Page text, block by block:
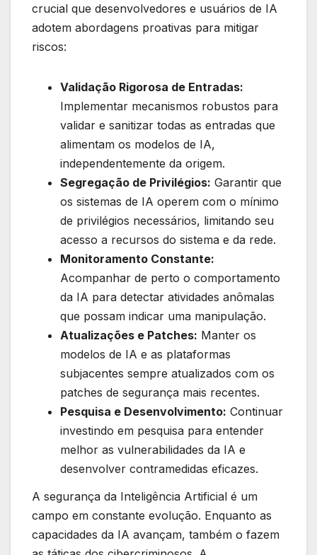
crucial que desenvolvedores e usuários de IA
adotem abordagens proativas para mitigar
riscos:
Validação Rigorosa de Entradas:
Implementar mecanismos robustos para
validar e sanitizar todas as entradas que
alimentam os modelos de IA,
independentemente da origem.
Segregação de Privilégios: Garantir que
os sistemas de IA operem com o mínimo
de privilégios necessários, limitando seu
acesso a recursos do sistema e da rede.
Monitoramento Constante:
Acompanhar de perto o comportamento
da IA para detectar atividades anômalas
que possam indicar uma manipulação.
Atualizações e Patches: Manter os
modelos de IA e as plataformas
subjacentes sempre atualizados com os
patches de segurança mais recentes.
Pesquisa e Desenvolvimento: Continuar
investindo em pesquisa para entender
melhor as vulnerabilidades da IA e
desenvolver contramedidas eficazes.
A segurança da Inteligência Artificial é um
campo em constante evolução. Enquanto as
capacidades da IA avançam, também o fazem